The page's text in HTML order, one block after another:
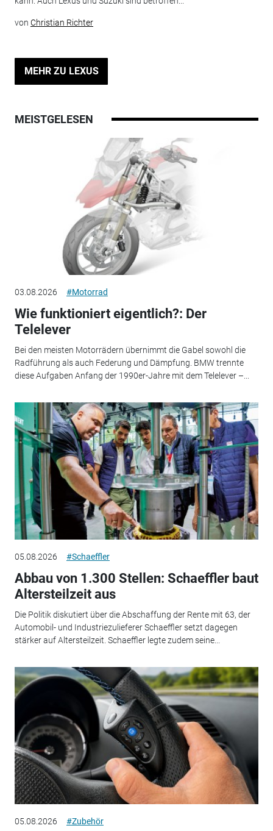
von Christian Richter
MEHR ZU LEXUS
MEISTGELESEN
03.08.2026 #Motorrad
Wie funktioniert eigentlich?: Der
Telelever
Bei den meisten Motorrädern übernimmt die Gabel sowohl die
Radführung als auch Federung und Dämpfung. BMW trennte
diese Aufgaben Anfang der 1990er-Jahre mit dem Telelever –...
05.08.2026 #Schaeffler
Abbau von 1.300 Stellen: Schaeffler baut
Altersteilzeit aus
Die Politik diskutiert über die Abschaffung der Rente mit 63, der
Automobil- und Industriezulieferer Schaeffler setzt dagegen
stärker auf Altersteilzeit. Schaeffler legte zudem seine...
05.08.2026 #Zubehör